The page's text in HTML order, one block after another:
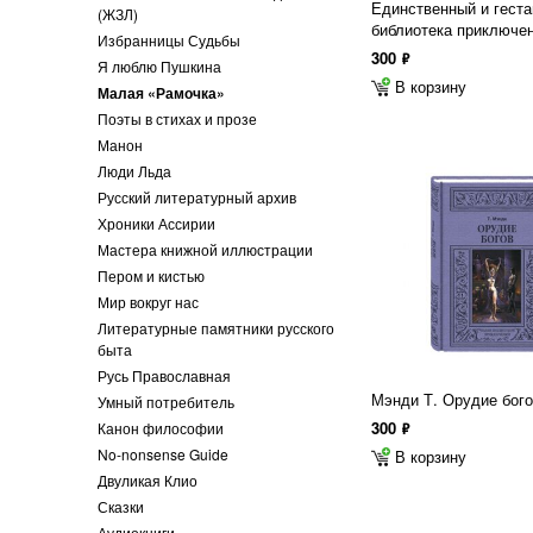
(ЖЗЛ)
Избранницы Судьбы
Я люблю Пушкина
Малая «Рамочка»
Поэты в стихах и прозе
Манон
Люди Льда
Русский литературный архив
Хроники Ассирии
Мастера книжной иллюстрации
Пером и кистью
Мир вокруг нас
Литературные памятники русского
быта
Русь Православная
Умный потребитель
Канон философии
No-nonsense Guide
Двуликая Клио
Сказки
Единственный и
библиотека
300 ф
В корзину
Мэнди Т. Орудие
300 ф
В корзину